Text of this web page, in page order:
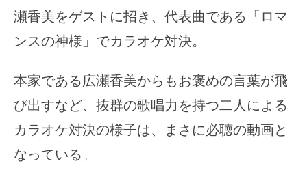
瀬香美をゲストに招き、代表曲である「ロマ
ンスの神様」でカラオケ対決。
本家である広瀬香美からもお褒めの言葉が飛
び出すなど、抜群の歌唱力を持つ二人による
カラオケ対決の様子は、まさに必聴の動画と
なっている。